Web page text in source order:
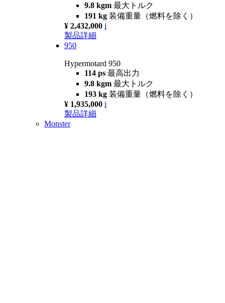
9.8 kgm 最大トルク
191 kg 装備重量（燃料を除く）
¥ 2,432,000 i
製品詳細
950
Hypermotard 950
114 ps 最高出力
9.8 kgm 最大トルク
193 kg 装備重量（燃料を除く）
¥ 1,935,000 i
製品詳細
Monster